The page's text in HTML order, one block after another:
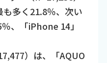
多く21.8％、次い
、「iPhone 14」
）は、「AQUO